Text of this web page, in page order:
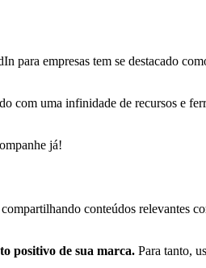
para empresas tem se destacado
com uma infinidade de recursos e
já!
conteúdos relevantes
positivo de sua marca. Para tanto,